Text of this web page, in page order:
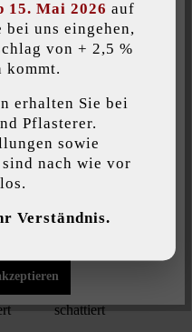
quarzit-
schattiert
schiefer-
schattiert
Mehr Informationen
15. Mai 2026 auf
uns eingehen,
von + 2,5 %
kommt.
erhalten Sie bei
Pflasterer.
sowie
nach wie vor
Verständnis.